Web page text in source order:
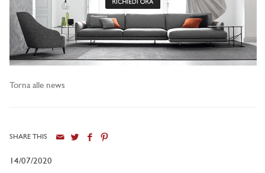
Torna alle news
SHARE THIS
14/07/2020